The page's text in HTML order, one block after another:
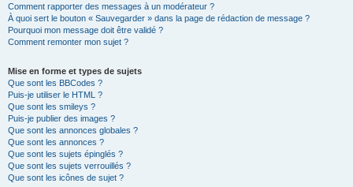
Comment rapporter des messages à un modérateur ?
À quoi sert le bouton « Sauvegarder » dans la page de rédaction de message ?
Pourquoi mon message doit être validé ?
Comment remonter mon sujet ?
Mise en forme et types de sujets
Que sont les BBCodes ?
Puis-je utiliser le HTML ?
Que sont les smileys ?
Puis-je publier des images ?
Que sont les annonces globales ?
Que sont les annonces ?
Que sont les sujets épinglés ?
Que sont les sujets verrouillés ?
Que sont les icônes de sujet ?